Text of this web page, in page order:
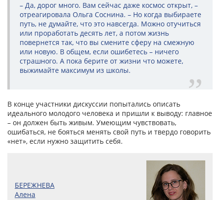
– Да, дорог много. Вам сейчас даже космос открыт, –
отреагировала Ольга Соснина. – Но когда выбираете
путь, не думайте, что это навсегда. Можно отучиться
или проработать десять лет, а потом жизнь
повернется так, что вы смените сферу на смежную
или новую. В общем, если ошибетесь – ничего
страшного. А пока берите от жизни что можете,
выжимайте максимум из школы.
В конце участники дискуссии попытались описать
идеального молодого человека и пришли к выводу: главное
– он должен быть живым. Умеющим чувствовать,
ошибаться, не бояться менять свой путь и твердо говорить
«нет», если нужно защитить себя.
БЕРЕЖНЕВА
Алена